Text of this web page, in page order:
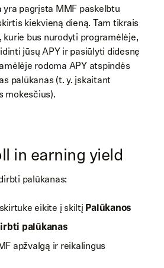
pagrįsta MMF paskelbtu
kiekvieną dieną. Tam tikrais
bus nurodyti programėlėje,
jūsų APY ir pasiūlyti didesnę
rodoma APY atspindės
palūkanas (t. y. įskaitant
mokesčius).
in earning yield
palūkanas:
eikite į skiltį Palūkanos
palūkanas
apžvalgą ir reikalingus